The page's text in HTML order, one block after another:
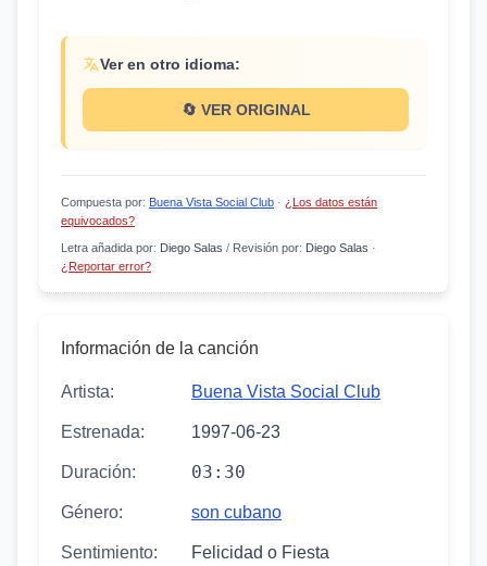
Ver en otro idioma:
🔄 VER ORIGINAL
Compuesta por: Buena Vista Social Club · ¿Los datos están
equivocados?
Letra añadida por: Diego Salas / Revisión por: Diego Salas ·
¿Reportar error?
Información de la canción
Artista: Buena Vista Social Club
Estrenada: 1997-06-23
Duración: 03:30
Género: son cubano
Sentimiento: Felicidad o Fiesta